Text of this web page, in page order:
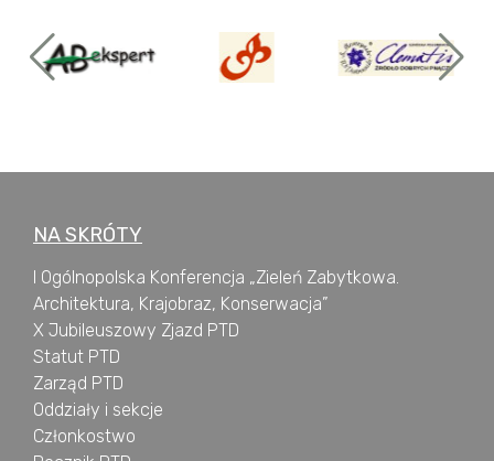
NA SKRÓTY
I Ogólnopolska Konferencja „Zieleń Zabytkowa.
Architektura, Krajobraz, Konserwacja”
X Jubileuszowy Zjazd PTD
Statut PTD
Zarząd PTD
Oddziały i sekcje
Członkostwo